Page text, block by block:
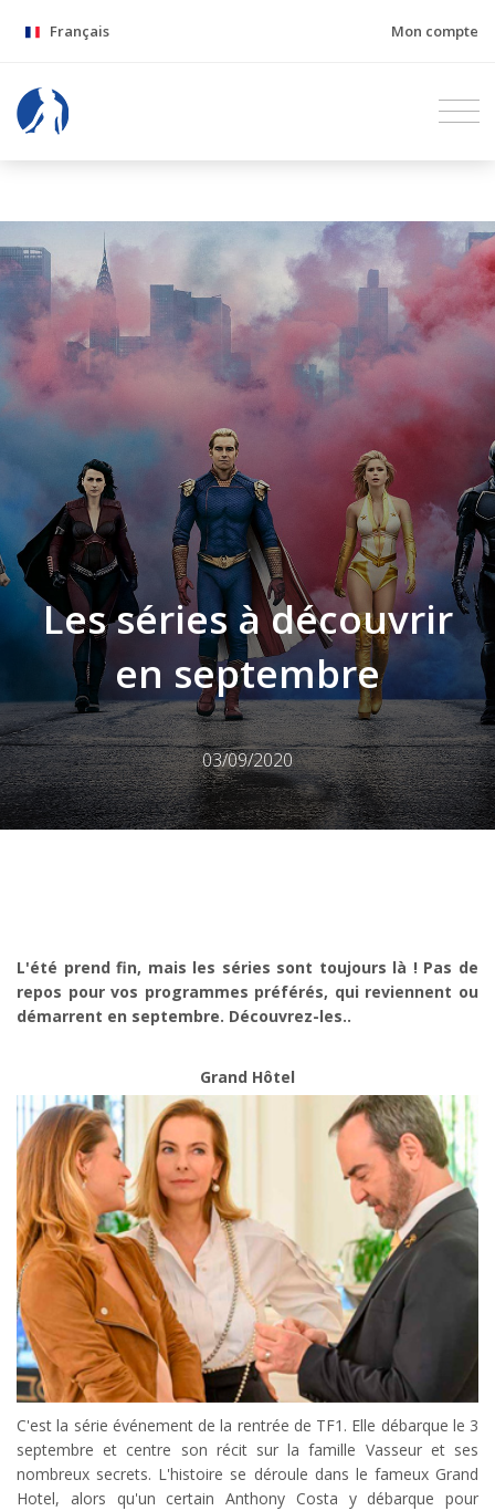
Français Mon compte
Les séries à découvrir
en septembre
03/09/2020
L'été prend fin, mais les séries sont toujours là ! Pas de
repos pour vos programmes préférés, qui reviennent ou
démarrent en septembre. Découvrez-les..
Grand Hôtel
C'est la série événement de la rentrée de TF1. Elle débarque le 3
septembre et centre son récit sur la famille Vasseur et ses
nombreux secrets. L'histoire se déroule dans le fameux Grand
Hotel, alors qu'un certain Anthony Costa y débarque pour